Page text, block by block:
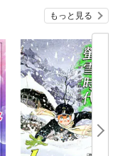
もっと見る